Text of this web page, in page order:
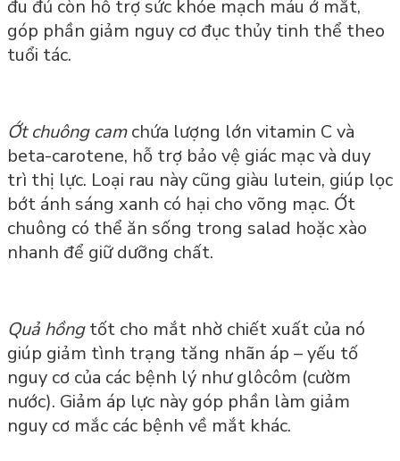
đu đủ còn hỗ trợ sức khỏe mạch máu ở mắt,
góp phần giảm nguy cơ đục thủy tinh thể theo
tuổi tác.
Ớt chuông camchứa lượng lớn vitamin C và
beta-carotene, hỗ trợ bảo vệ giác mạc và duy
trì thị lực. Loại rau này cũng giàu lutein, giúp lọc
bớt ánh sáng xanh có hại cho võng mạc. Ớt
chuông có thể ăn sống trong salad hoặc xào
nhanh để giữ dưỡng chất.
Quả hồngtốt cho mắt nhờ chiết xuất của nó
giúp giảm tình trạng tăng nhãn áp – yếu tố
nguy cơ của các bệnh lý như glôcôm (cườm
nước). Giảm áp lực này góp phần làm giảm
nguy cơ mắc các bệnh về mắt khác.